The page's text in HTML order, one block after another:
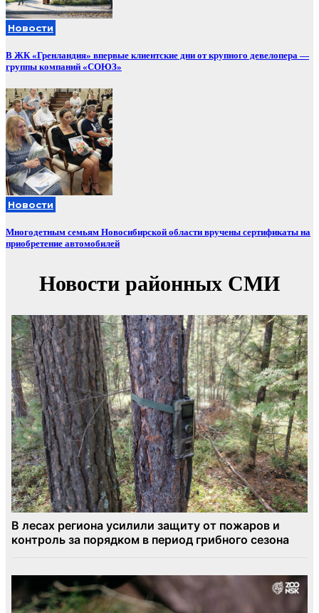
Новости
В ЖК «Гренландия» впервые клиентские дни от крупного девелопера —
группы компаний «СОЮЗ»
Новости
Многодетным семьям Новосибирской области вручены сертификаты на
приобретение автомобилей